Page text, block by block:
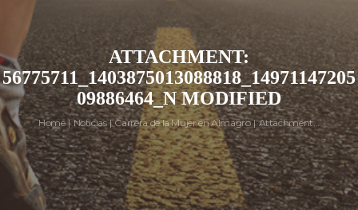
ATTACHMENT:
56775711_1403875013088818_14971147205
09886464_N MODIFIED
Home Noticias Carrera de la Mujer en Almagro Attachment...